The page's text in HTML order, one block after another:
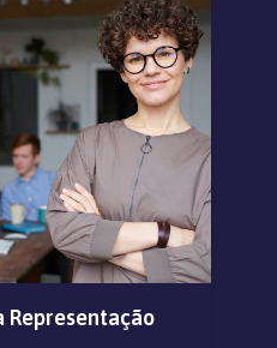
Representação